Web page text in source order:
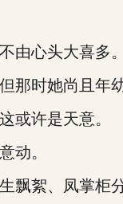
心头大喜多。
时她尚且年幼
许是天意。
动。
絮、凤掌柜